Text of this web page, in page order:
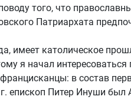
того, что
Патриархата
имеет католическое
я начал
в состав
епископ Питер Инуши был